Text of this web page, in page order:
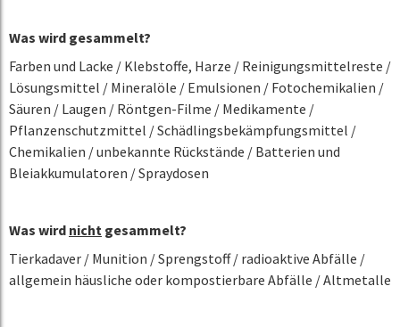
Was wird gesammelt?
Farben und Lacke / Klebstoffe, Harze / Reinigungsmittelreste /
Lösungsmittel / Mineralöle / Emulsionen / Fotochemikalien /
Säuren / Laugen / Röntgen-Filme / Medikamente /
Pflanzenschutzmittel / Schädlingsbekämpfungsmittel /
Chemikalien / unbekannte Rückstände / Batterien und
Bleiakkumulatoren / Spraydosen
Was wird nicht gesammelt?
Tierkadaver / Munition / Sprengstoff / radioaktive Abfälle /
allgemein häusliche oder kompostierbare Abfälle / Altmetalle